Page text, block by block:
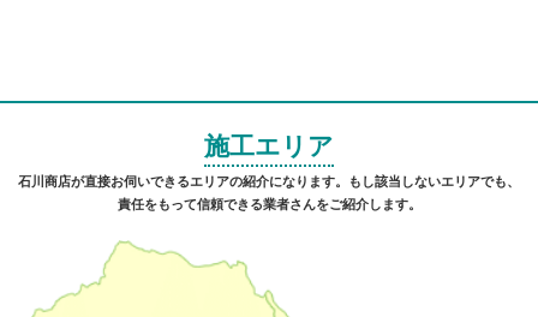
施工エリア
石川商店が直接お伺いできるエリアの紹介になります。もし該当しないエリアでも、
責任をもって信頼できる業者さんをご紹介します。